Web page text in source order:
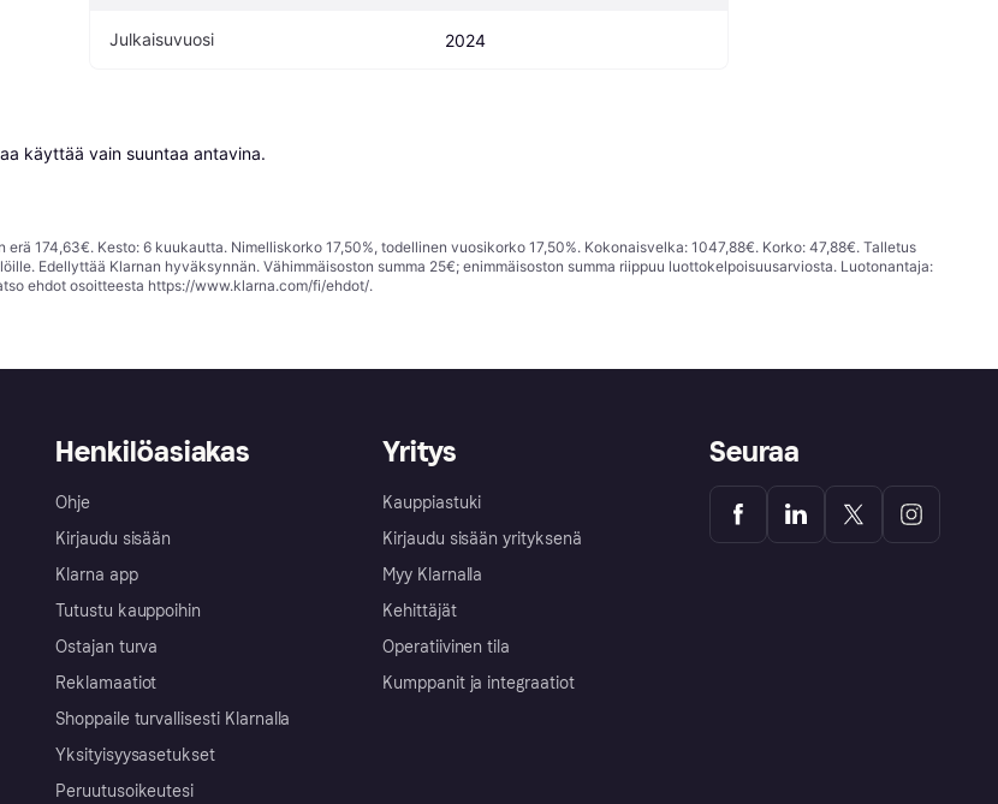
Julkaisuvuosi 2024
käyttää vain suuntaa antavina.
174,63€. Kesto: 6 kuukautta. Nimelliskorko 17,50%, todellinen vuosikorko 17,50%. Kokonaisvelka: 1047,88€. Korko: 47,88€. Talletus
Edellyttää Klarnan hyväksynnän. Vähimmäisoston summa 25€; enimmäisoston summa riippuu luottokelpoisuusarviosta. Luotonantaja:
ehdot osoitteesta https://www.klarna.com/fi/ehdot/.
Henkilöasiakas
Ohje
Kirjaudu sisään
Klarna app
Tutustu kauppoihin
Ostajan turva
Reklamaatiot
Shoppaile turvallisesti Klarnalla
Yksityisyysasetukset
Peruutusoikeutesi
Yritys
Kauppiastuki
Kirjaudu sisään yrityksenä
Myy Klarnalla
Kehittäjät
Operatiivinen tila
Kumppanit ja integraatiot
Seuraa